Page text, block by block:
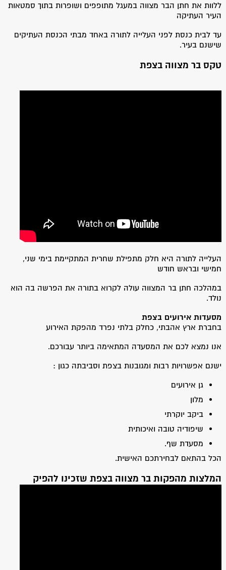
ללוות את חתן הבר מצווה במעגל מתופפים ושופרות בתוך סמטאות
העיר העתיקה
עד לבית כנסת לפני העלייה לתורה באחד מבתי הכנסת העתיקים
שישנם בעיר.
טקס בר מצווה בצפת
העלייה לתורה היא חלק מתפילת שחרית המתקיימת בימי שני,
חמישי ובראש חודש
במהלכה חתן בר המצווה עולה לקרוא בתורה את הפרשה בה הוא
נולד.
מסעדות אירועים בצפת
בחברת ארץ אהבתי, כחלק בלתי נפרד מהפקת האירוע
אנו נמצא לכם את המסעדה המתאימה ביותר עבורכם.
ישנם אפשרויות רבות ומגובנות בצפת וסביבתה כגון :
גן אירועים
מלון
ביקב יוקרתי
שיפודיה טובה ואיכותית
מסעדת שף.
הכל בהתאם לבחירתכם האישית.
המלצות מהפקות בר מצווה בצפת שזכינו להפיק